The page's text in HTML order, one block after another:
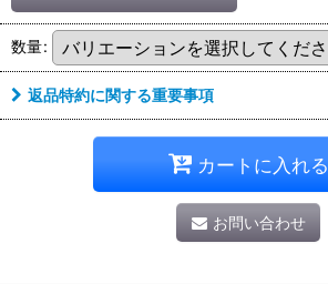
数量:
返品特約に関する重要事項
カートに入れる
お問い合わせ